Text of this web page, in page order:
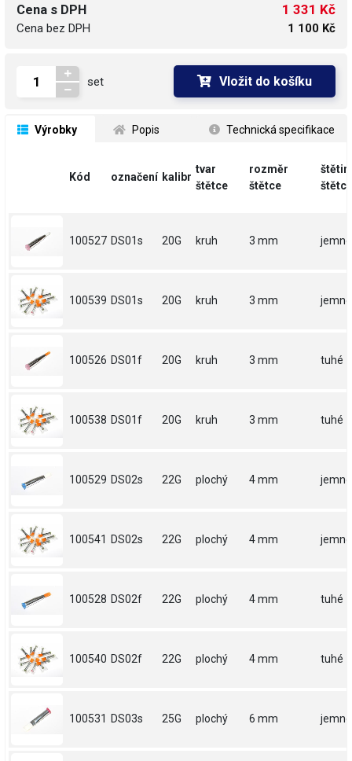
Cena s DPH
Cena bez DPH
1 331 Kč
1 100 Kč
set Vložit do košíku
Výrobky Popis Technická specifikace
Kód označení kalibr
tvar
štětce
rozměr
štětce
štětce
100527 DS01s 20G kruh 3 mm jemné
100539 DS01s 20G kruh 3 mm jemné
100526 DS01f 20G kruh 3 mm tuhé
100538 DS01f 20G kruh 3 mm tuhé
100529 DS02s 22G plochý 4 mm jemné
100541 DS02s 22G plochý 4 mm jemné
100528 DS02f 22G plochý 4 mm tuhé
100540 DS02f 22G plochý 4 mm tuhé
100531 DS03s 25G plochý 6 mm jemné